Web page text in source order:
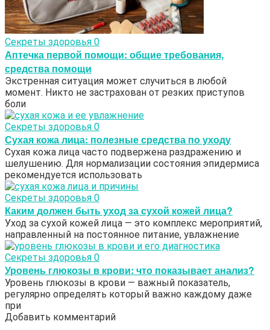
Секреты здоровья 0
Аптечка первой помощи: общие требования,
средства помощи
Экстренная ситуация может случиться в любой
момент. Никто не застрахован от резких приступов
боли
Секреты здоровья 0
Сухая кожа лица: полезные средства по уходу
Сухая кожа лица часто подвержена раздражению и
шелушению. Для нормализации состояния эпидермиса
рекомендуется использовать
Секреты здоровья 0
Каким должен быть уход за сухой кожей лица?
Уход за сухой кожей лица — это комплекс мероприятий,
направленный на постоянное питание, увлажнение
Секреты здоровья 0
Уровень глюкозы в крови: что показывает анализ?
Уровень глюкозы в крови — важный показатель,
регулярно определять который важно каждому даже
при
Добавить комментарий